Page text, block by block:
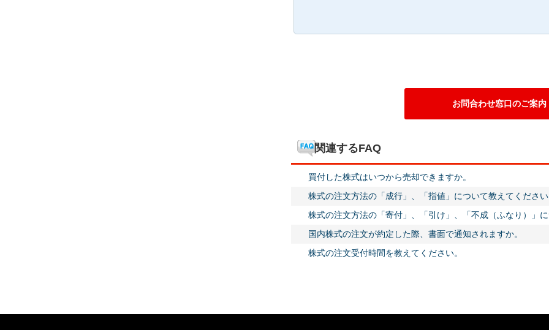
お問合わせ窓口のご案内
関連するFAQ
買付した株式はいつから売却できますか。
株式の注文方法の「成行」、「指値」について教えてください
株式の注文方法の「寄付」、「引け」、「不成（ふなり）」に
国内株式の注文が約定した際、書面で通知されますか。
株式の注文受付時間を教えてください。